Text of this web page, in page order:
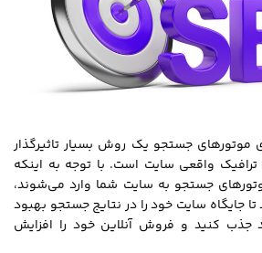
موتورهای جستجو یک روش بسیار تاثیرگذار
واقعی سایت است. با توجه به اینکه
جستجو به سایت شما وارد می‌شوند،
جایگاه سایت خود را در نتایج جستجو بهبود
جذب کنید و فروش آنلاین خود را افزایش